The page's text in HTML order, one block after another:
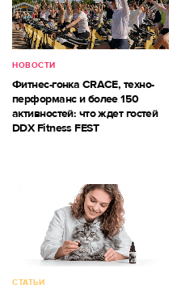
НОВОСТИ
Фитнес-гонка CRACE, техно-
перформанс и более 150
активностей: что ждет гостей
DDX Fitness FEST
СТАТЬИ